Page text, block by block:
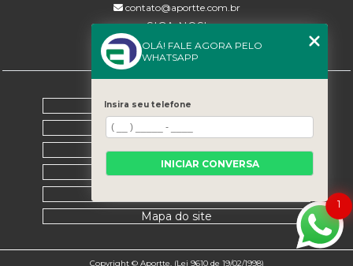
contato@aportte.com.br
SIGA-NOS!
Home
Sobre nós
Serviços
Contato
Mapa do site
Copyright © Aportte. (Lei 9610 de 19/02/1998)
1
OLÁ! FALE AGORA PELO
WHATSAPP
Insira seu telefone
INICIAR CONVERSA